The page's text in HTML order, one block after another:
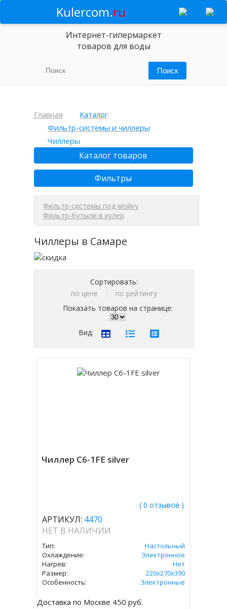
Kulercom.ru
Интернет-гипермаркет
товаров для воды
Главная
Каталог
Фильтр-системы и чиллеры
Чиллеры
Каталог товаров
Фильтры
Фильтр-системы под мойку
Фильтр-бутыли в кулер
Чиллеры в Самаре
Сортировать:
по цене
по рейтингу
Показать товаров на странице:
Вид:
Чиллер C6-1FE silver
( 0 отзывов )
АРТИКУЛ: 4470
НЕТ В НАЛИЧИИ
Тип:
Настольный
Охлаждение:
Электронное
Нагрев:
Нет
Размер:
220x270x390
Особенность:
Электронные
Доставка по Москве 450 руб.